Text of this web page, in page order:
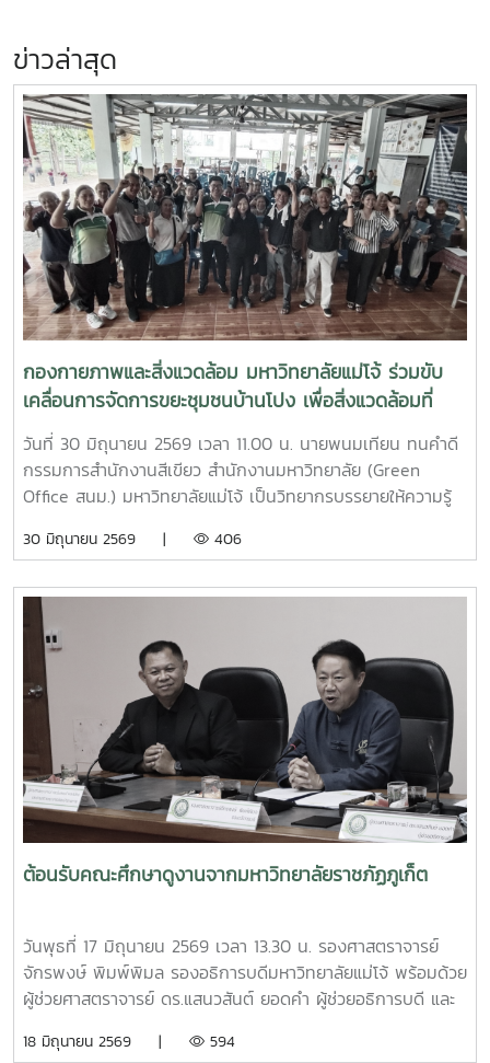
ข่าวล่าสุด
กองกายภาพและสิ่งแวดล้อม มหาวิทยาลัยแม่โจ้ ร่วมขับ
เคลื่อนการจัดการขยะชุมชนบ้านโปง เพื่อสิ่งแวดล้อมที่
ยั่งยืน
วันที่ 30 มิถุนายน 2569 เวลา 11.00 น. นายพนมเทียน ทนคำดี
กรรมการสำนักงานสีเขียว สำนักงานมหาวิทยาลัย (Green
Office สนม.) มหาวิทยาลัยแม่โจ้ เป็นวิทยากรบรรยายให้ความรู้
ถ่ายทอดแนวทางการเปลี่ยนเศษอาหารและขยะอินทรีย์ให้เป็นปุ๋ย
โอกาสนี้ ทีมงานจากงานสิ่งแวดล้อมและภัยพิบัติ กองกายภาพ
และสิ่งแวดล้อม ได้ร่วมสาธิตการทำปุ๋ยหมักใบไม้ในวงตาข่าย เพื่อ
เป็นแนวทางในการจัดการเศษวัสดุอินทรีย์ภายในครัวเรือนและ
ชุมชน โดยมีประชาชนชุมชนบ้านโปง และโรงเรียนในพื้นที่เข้าร่วม
เรียนรู้และฝึกปฏิบัติ ทั้งนี้ กิจกรรมดังกล่าวจัดขึ้นภายใต้
โครงการส่งเสริมการจัดการขยะอย่างถูกวิธีและถูกสุขลักษณะ
ของชุมชนบ้านโปง ประจำปี 2569 โดยบูรณาการให้ความรู้ร่วม
กับเทศบาลตำบลป่าไผ่ และนางนิตยา วิริยา แม่หลวงบ้านหม้อ หมู๋
12 ตำบลป่าไผ่ ร่วมถ่ายทอดองค์ความรู้ด้านการคัดแยกขยะ การ
จัดการขยะอินทรีย์ กองทุนออมบุญขยะบ้านหม้อ และการใช้
ประโยชน์จากวัสดุเหลือใช้ เพื่อส่งเสริมให้ประชาชนสามารถนำ
ความรู้ไปประยุกต์ใช้ในครัวเรือน ลดปริมาณขยะที่ต้องนำไปกำจัด
อย่างยั่งยืน กิจกรรมครั้งนี้จัดขึ้น ณ ศาลาอเนกประสงค์ หมู่ที่ 6
ตำบลป่าไผ่ อำเภอสันทราย จังหวัดเชียงใหม่ ได้รับความสนใจ
จากประชาชน ผู้นำชุมชน และสถานศึกษาในพื้นที่เข้าร่วมกิจกรรม
ขับเคลื่อนการจัดการขยะตั้งแต่ต้นทาง เพื่อมุ่งสู่ชุมชนที่สะอาด
30 มิถุนายน 2569 | 406
ต้อนรับคณะศึกษาดูงานจากมหาวิทยาลัยราชภัฏภูเก็ต
วันพุธที่ 17 มิถุนายน 2569 เวลา 13.30 น. รองศาสตราจารย์
จักรพงษ์ พิมพ์พิมล รองอธิการบดีมหาวิทยาลัยแม่โจ้ พร้อมด้วย
ผู้ช่วยศาสตราจารย์ ดร.แสนวสันต์ ยอดคำ ผู้ช่วยอธิการบดี และ
แวดล้อม นำทีมหัวหน้างานในสังกัดร่วมให้การต้อนรับ ผู้ช่วย
18 มิถุนายน 2569 | 594